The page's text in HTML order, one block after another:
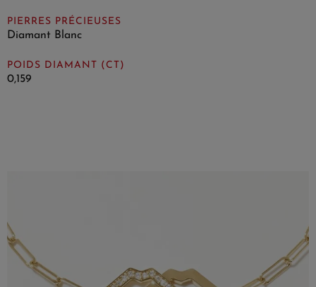
PIERRES PRÉCIEUSES
Diamant Blanc
POIDS DIAMANT (CT)
0,159